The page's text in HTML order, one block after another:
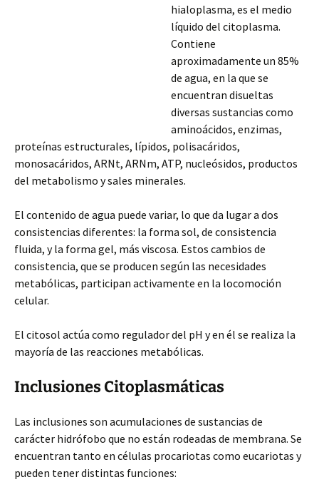
hialoplasma, es el medio
líquido del citoplasma.
Contiene
aproximadamente un 85%
de agua, en la que se
encuentran disueltas
diversas sustancias como
aminoácidos, enzimas,
proteínas estructurales, lípidos, polisacáridos,
monosacáridos, ARNt, ARNm, ATP, nucleósidos, productos
del metabolismo y sales minerales.
El contenido de agua puede variar, lo que da lugar a dos
consistencias diferentes: la forma sol, de consistencia
fluida, y la forma gel, más viscosa. Estos cambios de
consistencia, que se producen según las necesidades
metabólicas, participan activamente en la locomoción
celular.
El citosol actúa como regulador del pH y en él se realiza la
mayoría de las reacciones metabólicas.
Inclusiones Citoplasmáticas
Las inclusiones son acumulaciones de sustancias de
carácter hidrófobo que no están rodeadas de membrana. Se
encuentran tanto en células procariotas como eucariotas y
pueden tener distintas funciones: